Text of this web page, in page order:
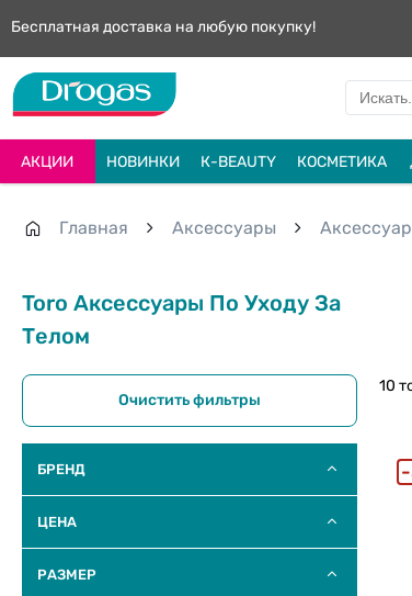
Бесплатная доставка на любую покупку!
АКЦИИ НОВИНКИ К-BEAUTY КОСМЕТИКА
Главная Aксессуары
Toro Аксессуары По Уходу За
Телом
Очистить фильтры
БРЕНД
ЦЕНА
РАЗМЕР
10